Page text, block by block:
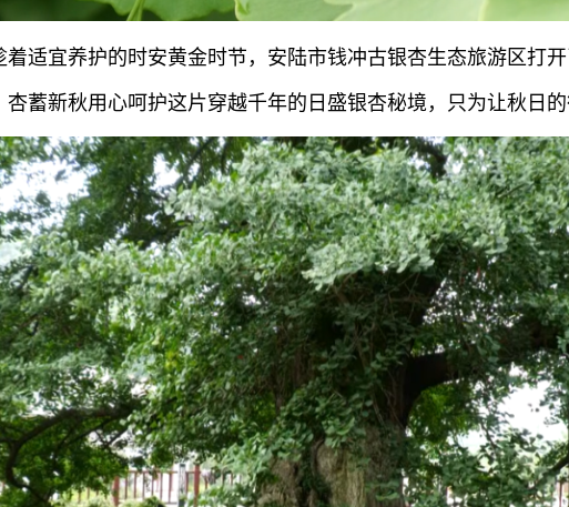
着适宜养护的时安黄金时节，安陆市钱冲古银杏生态旅游区打
蓄新秋用心呵护这片穿越千年的日盛银杏秘境，只为让秋日